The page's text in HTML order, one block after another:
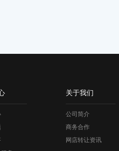
关于我们
公司简介
商务合作
网店转让资讯